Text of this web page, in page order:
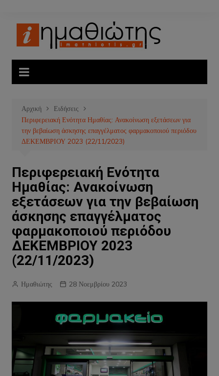
περιεχόμενο
Αρχική
Ειδήσεις
Περιφερειακή Ενότητα Ημαθίας: Ανακοίνωση εξετάσεων για
την βεβαίωση άσκησης επαγγέλματος φαρμακοποιού περιόδου
ΔΕΚΕΜΒΡΙΟΥ 2023 (22/11/2023)
Περιφερειακή Ενότητα
Ημαθίας: Ανακοίνωση
εξετάσεων για την βεβαίωση
άσκησης επαγγέλματος
φαρμακοποιού περιόδου
ΔΕΚΕΜΒΡΙΟΥ 2023
(22/11/2023)
Ημαθιώτης 28 Νοεμβρίου 2023